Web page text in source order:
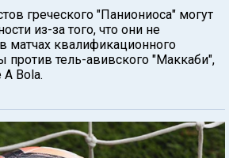
греческого "Паниониоса" могут
из-за того, что они не
матчах квалификационного
против тель-авивского "Маккаби",
Bola.